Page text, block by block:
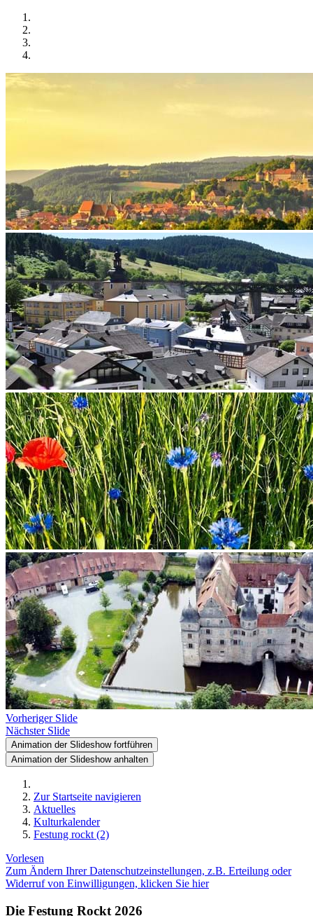
Vorheriger Slide
Nächster Slide
Animation der Slideshow fortführen
Animation der Slideshow anhalten
Zur Startseite navigieren
Aktuelles
Kulturkalender
Festung rockt (2)
Vorlesen
Zum Ändern Ihrer Datenschutzeinstellungen, z.B. Erteilung oder
Widerruf von Einwilligungen, klicken Sie hier
Die Festung Rockt 2026